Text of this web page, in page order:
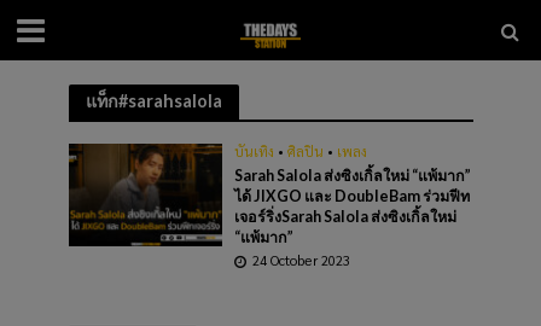
แท็ก#sarahsalola
บันเทิง • ศิลปิน • เพลง
Sarah Salola ส่งซิงเกิ้ลใหม่ “แพ้มาก”
ได้ JIXGO และ DoubleBam ร่วมฟีท
เจอร์ริ่งSarah Salola ส่งซิงเกิ้ลใหม่
“แพ้มาก”
24 October 2023